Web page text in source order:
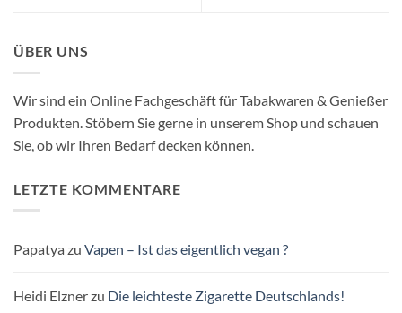
ÜBER UNS
Wir sind ein Online Fachgeschäft für Tabakwaren & Genießer
Produkten. Stöbern Sie gerne in unserem Shop und schauen
Sie, ob wir Ihren Bedarf decken können.
LETZTE KOMMENTARE
Papatya zu Vapen – Ist das eigentlich vegan ?
Heidi Elznerzu Die leichteste Zigarette Deutschlands!